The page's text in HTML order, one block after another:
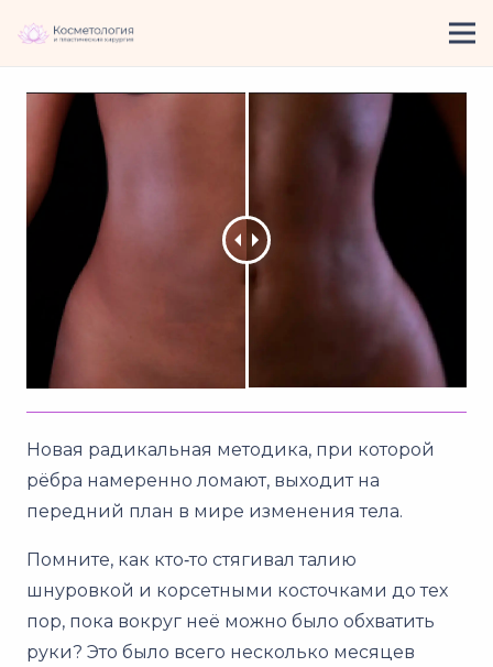
Новая радикальная методика, при которой
рёбра намеренно ломают, выходит на
передний план в мире изменения тела.
Помните, как кто‑то стягивал талию
шнуровкой и корсетными косточками до тех
пор, пока вокруг неё можно было обхватить
руки? Это было всего несколько месяцев